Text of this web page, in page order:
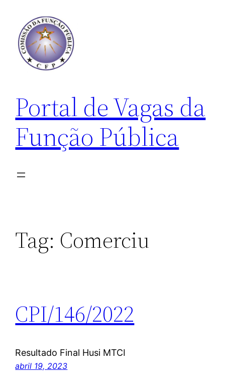
conteúdo
Portal de Vagas da
Função Pública
Tag: Comerciu
CPI/146/2022
Resultado Final Husi MTCI
abril 19, 2023